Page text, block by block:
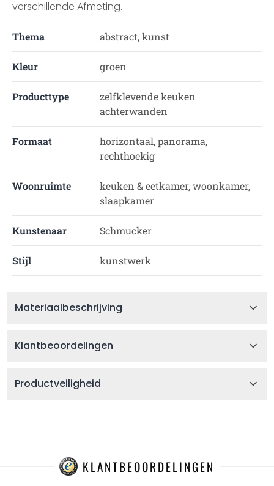
verschillende Afmeting.
Thema abstract, kunst
Kleur groen
Producttype
zelfklevende keuken
achterwanden
Formaat
horizontaal, panorama,
rechthoekig
Woonruimte
keuken & eetkamer, woonkamer,
slaapkamer
Kunstenaar Schmucker
Stijl kunstwerk
Materiaalbeschrijving
Klantbeoordelingen
Productveiligheid
KLANTBEOORDELINGEN